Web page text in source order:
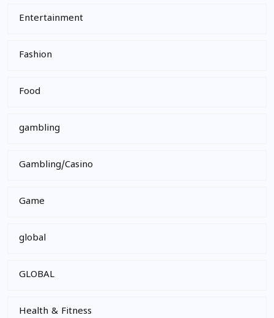
Entertainment
Fashion
Food
gambling
Gambling/Casino
Game
global
GLOBAL
Health & Fitness